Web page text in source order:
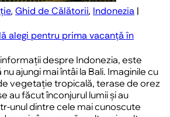
,Ghid de Călătorii, Indonezia |
alegi pentru prima vacanță în
despre Indonezia, este
ajungi mai întâi la Bali. Imaginile cu
vegetație tropicală, terase de orez
au făcut înconjurul lumii și au
unul dintre cele mai cunoscute